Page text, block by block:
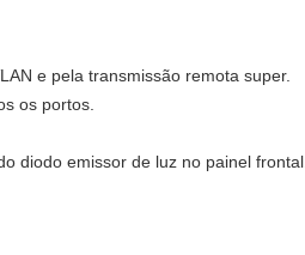
e pela transmissão remota super.
os portos.
diodo emissor de luz no painel frontal.